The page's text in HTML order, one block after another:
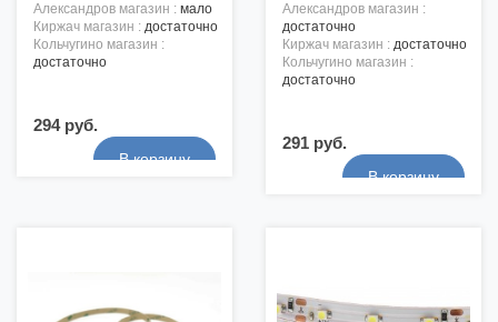
александров магазин : мало
киржач магазин : достаточно
кольчугино магазин :
достаточно
294 руб.
александров магазин :
достаточно
киржач магазин : достаточно
кольчугино магазин :
достаточно
291 руб.